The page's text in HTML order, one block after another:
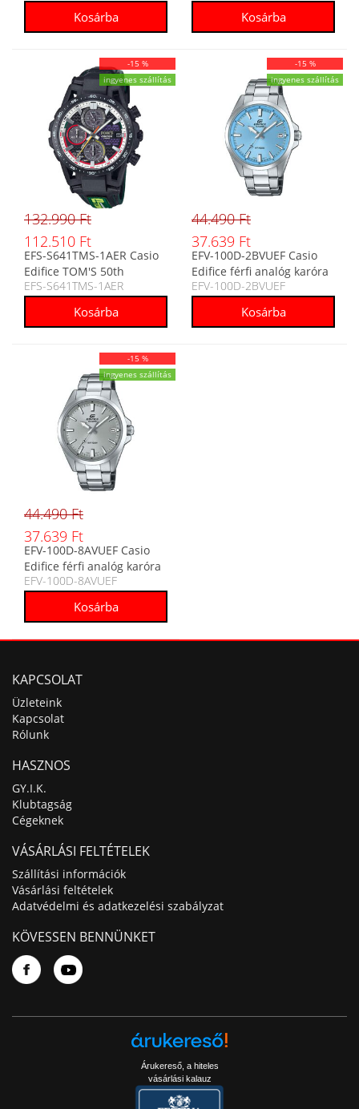
-15 %
ingyenes szállítás
132.990 Ft
112.510 Ft
EFS-S641TMS-1AER Casio
Edifice TOM'S 50th
Anniversary Edition férfi
EFS-S641TMS-1AER
-15 %
ingyenes szállítás
44.490 Ft
37.639 Ft
EFV-100D-2BVUEF Casio
Edifice férfi analóg karóra
EFV-100D-2BVUEF
-15 %
ingyenes szállítás
44.490 Ft
37.639 Ft
EFV-100D-8AVUEF Casio
Edifice férfi analóg karóra
EFV-100D-8AVUEF
KAPCSOLAT
Üzleteink
Kapcsolat
Rólunk
HASZNOS
GY.I.K.
Klubtagság
Cégeknek
VÁSÁRLÁSI FELTÉTELEK
Szállítási információk
Vásárlási feltételek
Adatvédelmi és adatkezelési szabályzat
KÖVESSEN BENNÜNKET
Árukereső, a hiteles
vásárlási kalauz